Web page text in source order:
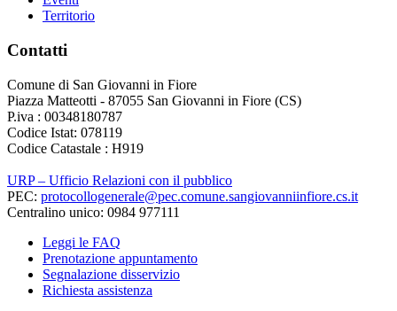
Territorio
Contatti
Comune di San Giovanni in Fiore
Piazza Matteotti - 87055 San Giovanni in Fiore (CS)
P.iva : 00348180787
Codice Istat: 078119
Codice Catastale : H919
URP – Ufficio Relazioni con il pubblico
PEC: protocollogenerale@pec.comune.sangiovanniinfiore.cs.it
Centralino unico: 0984 977111
Leggi le FAQ
Prenotazione appuntamento
Segnalazione disservizio
Richiesta assistenza